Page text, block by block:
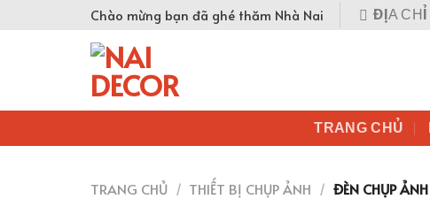
Chào mừng bạn đã ghé thăm Nhà Nai ĐỊA CHỈ
TRANG CHỦ
TRANG CHỦ / THIẾT BỊ CHỤP ẢNH / ĐÈN CHỤP ẢNH